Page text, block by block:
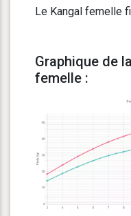
Le Kangal femelle
Graphique de
femelle :